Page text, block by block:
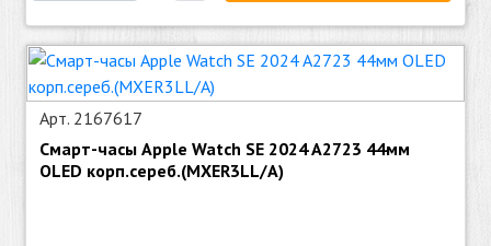
Арт. 2167617
Смарт-часы Apple Watch SE 2024 A2723 44мм
OLED корп.сереб.(MXER3LL/A)